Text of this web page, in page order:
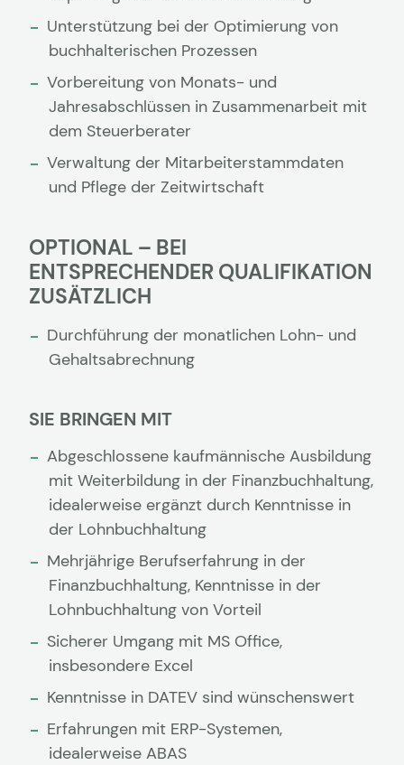
Unterstützung bei der Optimierung von
buchhalterischen Prozessen
Vorbereitung von Monats- und
Jahresabschlüssen in Zusammenarbeit mit
dem Steuerberater
Verwaltung der Mitarbeiterstammdaten
und Pflege der Zeitwirtschaft
OPTIONAL – BEI
ENTSPRECHENDER QUALIFIKATION
ZUSÄTZLICH
Durchführung der monatlichen Lohn- und
Gehaltsabrechnung
SIE BRINGEN MIT
Abgeschlossene kaufmännische Ausbildung
mit Weiterbildung in der Finanzbuchhaltung,
idealerweise ergänzt durch Kenntnisse in
der Lohnbuchhaltung
Mehrjährige Berufserfahrung in der
Finanzbuchhaltung, Kenntnisse in der
Lohnbuchhaltung von Vorteil
Sicherer Umgang mit MS Office,
insbesondere Excel
Kenntnisse in DATEV sind wünschenswert
Erfahrungen mit ERP-Systemen,
idealerweise ABAS